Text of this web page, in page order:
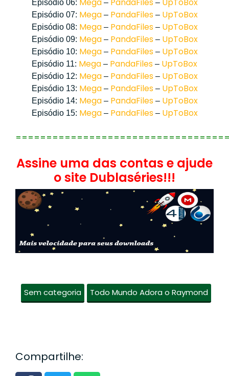
Episódio 06: – –
Episódio 07: Mega– PandaFiles– UpToBox
Episódio 08: Mega– PandaFiles– UpToBox
Episódio 09: Mega– PandaFiles– UpToBox
Episódio 10: Mega– PandaFiles– UpToBox
Episódio 11: Mega – PandaFiles – UpToBox
Episódio 12: Mega– PandaFiles– UpToBox
Episódio 13: Mega– PandaFiles– UpToBox
Episódio 14: Mega– PandaFiles– UpToBox
Episódio 15: Mega– PandaFiles– UpToBox
Assine uma das contas e ajude
o site Dublaséries!!!
Sem categoria Todo Mundo Adora o Raymond
Compartilhe: